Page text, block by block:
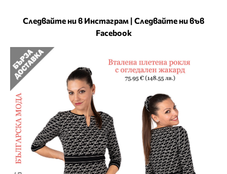
Следвайте ни в Инстаграм | Следвайте ни във
Facebook